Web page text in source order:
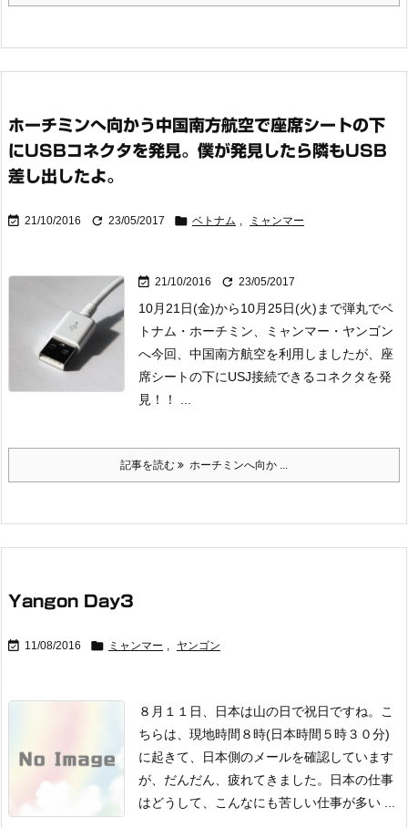
ホーチミンへ向かう中国南方航空で座席シートの下
にUSBコネクタを発見。僕が発見したら隣もUSB
差し出したよ。
 21/10/2016  23/05/2017  ベトナム , ミャンマー
 21/10/2016  23/05/2017
10月21日(金)から10月25日(火)まで弾丸でベ
トナム・ホーチミン、ミャンマー・ヤンゴン
へ今回、中国南方航空を利用しましたが、 座
席シートの下にUSJ接続できるコネクタを発
見！！
記事を読む ホーチミンへ向か ...
Yangon Day3
 11/08/2016  ミャンマー , ヤンゴン
８月１１日、日本は山の日で祝日ですね。
こ
ちらは、現地時間８時(日本時間５時３０分)
に起きて、
日本側のメールを確認しています
が、だんだん、疲れてきました。
日本の仕事
はどうして、こんなにも苦しい仕事が多い ...